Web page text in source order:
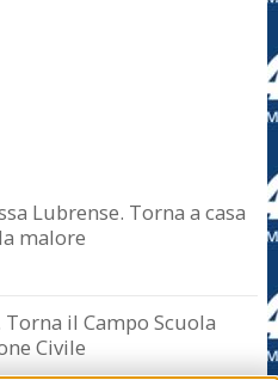
Lubrense. Torna a casa
malore
Torna il Campo Scuola
Civile